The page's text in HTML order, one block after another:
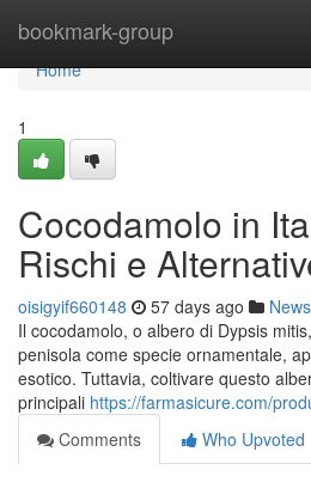
bookmark-group
Home
Home
1
Cocodamolo in
Rischi e
oisigyif660148 57 days ago News
Il cocodamolo, o albero di Dypsis
penisola come specie ornamentale,
esotico. Tuttavia, coltivare questo
principali https://farmasicure.com/
Comments
Who Upvoted